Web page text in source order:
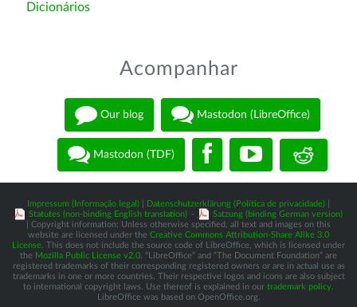
Dicionários
Acompanhar
Our blog Mastodon (LibreOffice)
Mastodon (TDF)
Impressum (Informação legal) Datenschutzerklärung (Política de privacidade)
Statutes (non-binding English translation) -
Satzung (binding German version)
| Copyright information: Unless otherwise specified, all text and images on this
website are licensed under the Creative Commons Attribution-Share Alike 3.0
License . This does not include the source code of LibreOffice, which is licensed under
the Mozilla Public License v2.0 . “LibreOffice” and “The Document Foundation” are
registered trademarks of their corresponding registered owners or are in actual use as
trademarks in one or more countries. Their respective logos and icons are also subject
to international copyright laws. Use thereof is explained in our trademark policy
LibreOffice was based on OpenOffice.org.